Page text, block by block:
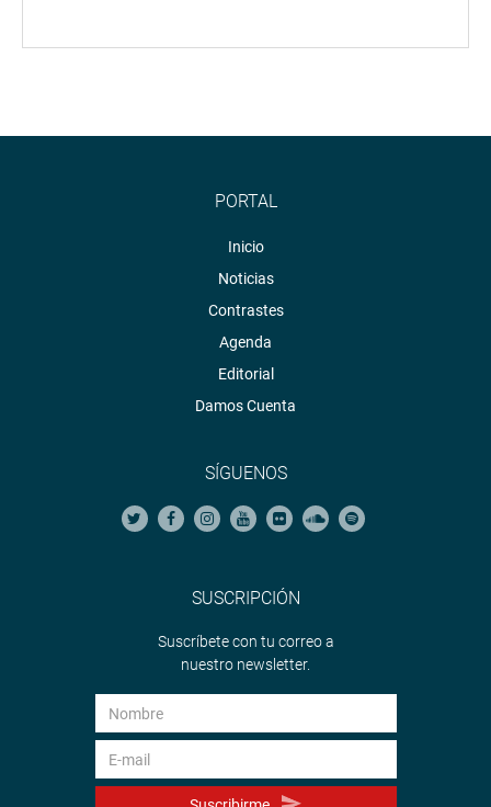
PORTAL
Inicio
Noticias
Contrastes
Agenda
Editorial
Damos Cuenta
SÍGUENOS
SUSCRIPCIÓN
Suscríbete con tu correo a
nuestro newsletter.